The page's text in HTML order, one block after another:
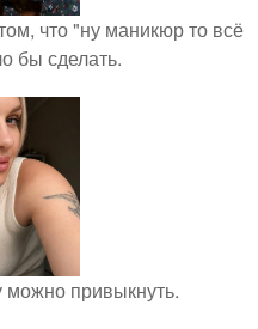
что "ну маникюр то всё
бы сделать.
можно привыкнуть.